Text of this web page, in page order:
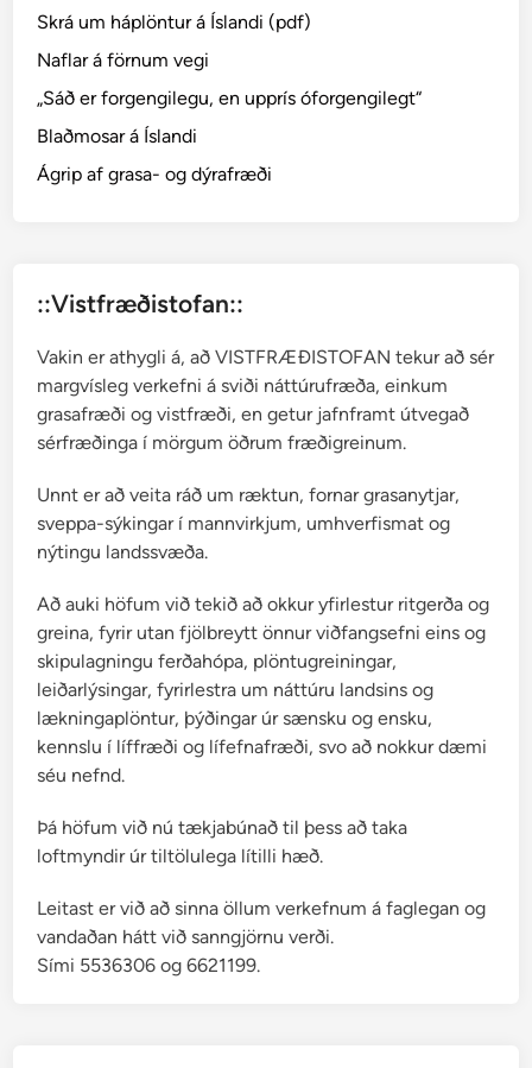
H
e
u
f
i
n
Skrá um háplöntur á Íslandi (pdf)
Naflar á förnum vegi
„Sáð er forgengilegu, en upprís óforgengilegt“
Blaðmosar á Íslandi
Ágrip af grasa- og dýrafræði
::Vistfræðistofan::
Vakin er athygli á, að VISTFRÆÐISTOFAN tekur að sér
margvísleg verkefni á sviði náttúrufræða, einkum
grasafræði og vistfræði, en getur jafnframt útvegað
sérfræðinga í mörgum öðrum fræðigreinum.
Unnt er að veita ráð um ræktun, fornar grasanytjar,
sveppa-sýkingar í mannvirkjum, umhverfismat og
nýtingu landssvæða.
Að auki höfum við tekið að okkur yfirlestur ritgerða og
greina, fyrir utan fjölbreytt önnur viðfangsefni eins og
skipulagningu ferðahópa, plöntugreiningar,
leiðarlýsingar, fyrirlestra um náttúru landsins og
lækningaplöntur, þýðingar úr sænsku og ensku,
kennslu í líffræði og lífefnafræði, svo að nokkur dæmi
séu nefnd.
Þá höfum við nú tækjabúnað til þess að taka
loftmyndir úr tiltölulega lítilli hæð.
Leitast er við að sinna öllum verkefnum á faglegan og
vandaðan hátt við sanngjörnu verði.
Sími 5536306 og 6621199.